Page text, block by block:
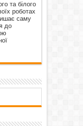
та білого
роботах
саму
до